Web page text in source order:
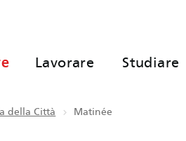
Lavorare Studiare
della Città Matinée